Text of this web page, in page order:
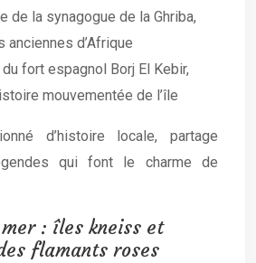
de la synagogue de la Ghriba,
anciennes d’Afrique
du fort espagnol Borj El Kebir,
mouvementée de l’île
d’histoire locale, partage
qui font le charme de
: îles kneiss et
flamants roses